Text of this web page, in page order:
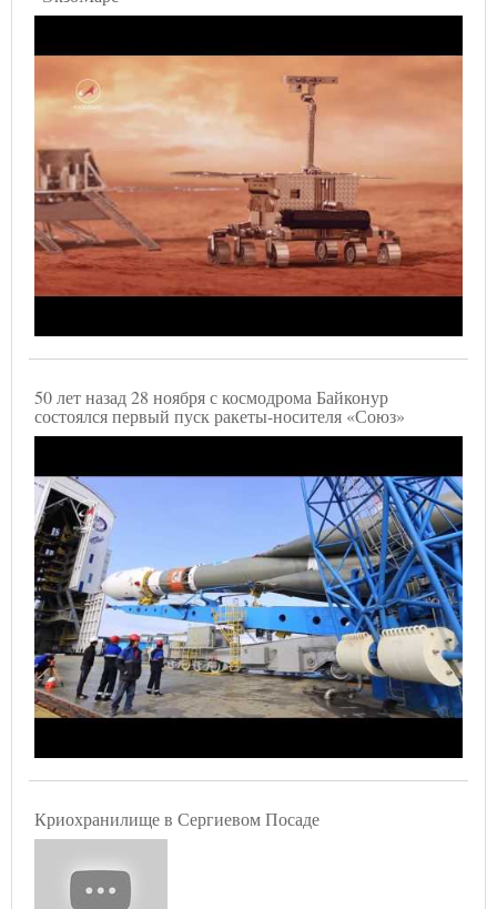
50 лет назад 28 ноября с космодрома Байконур
состоялся первый пуск ракеты-носителя «Союз»
Криохранилище в Сергиевом Посаде